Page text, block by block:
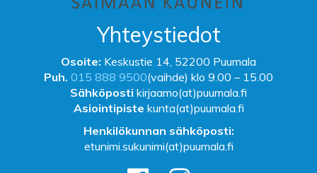
Yhteystiedot
Osoite: Keskustie 14, 52200 Puumala
Puh. 015 888 9500(vaihde) klo 9.00 – 15.00
Sähköposti kirjaamo(at)puumala.fi
Asiointipiste kunta(at)puumala.fi
Henkilökunnan sähköposti:
etunimi.sukunimi(at)puumala.fi